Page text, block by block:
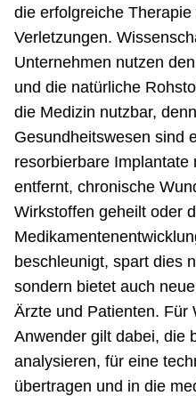
die erfolgreiche
Verletzungen.
Unternehmen nutzen
und die natürliche
die Medizin nutzbar,
Gesundheitswesen sind
resorbierbare Implantate
entfernt, chronische
Wirkstoffen geheilt oder
beschleunigt, spart dies
sondern bietet auch
Ärzte und Patienten. Für
Anwender gilt dabei, die
analysieren, für eine
übertragen und in die